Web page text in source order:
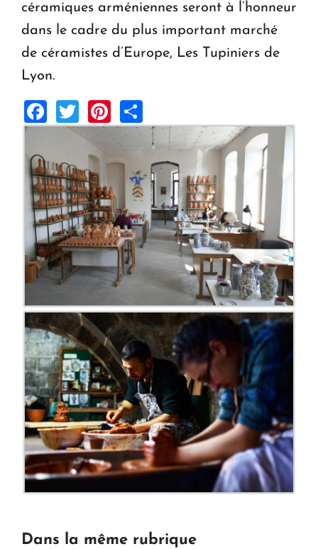
céramiques arméniennes seront à l’honneur
dans le cadre du plus important marché
de céramistes d’Europe, Les Tupiniers de
Lyon.
Facebook
TwitterPinterest
Dans la même rubrique